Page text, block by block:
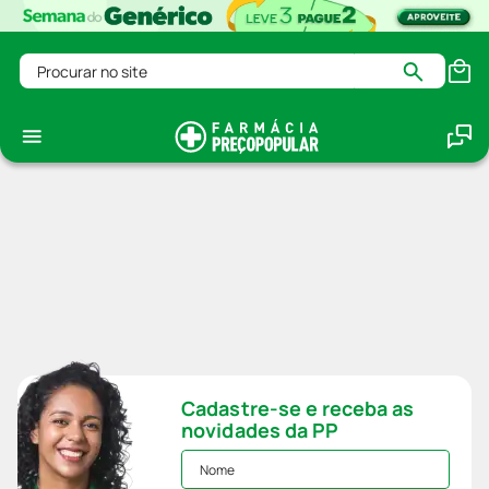
Procurar no site
Cadastre-se e receba as
novidades da PP